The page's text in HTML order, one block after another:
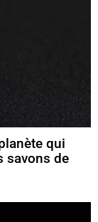
qui
savons de